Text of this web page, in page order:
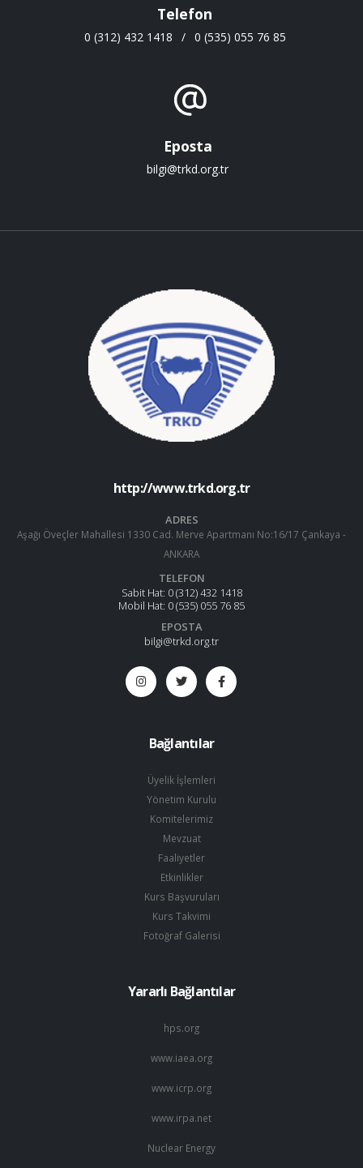
Telefon
0 (312) 432 1418 / 0 (535) 055 76 85
Eposta
bilgi@trkd.org.tr
http://www.trkd.org.tr
ADRES
Aşağı Öveçler Mahallesi 1330 Cad. Merve Apartmanı No:16/17 Çankaya -
ANKARA
TELEFON
Sabit Hat: 0 (312) 432 1418
Mobil Hat: 0 (535) 055 76 85
EPOSTA
bilgi@trkd.org.tr
Bağlantılar
Üyelik İşlemleri
Yönetim Kurulu
Komitelerimiz
Mevzuat
Faaliyetler
Etkinlikler
Kurs Başvuruları
Kurs Takvimi
Fotoğraf Galerisi
Yararlı Bağlantılar
hps.org
www.iaea.org
www.icrp.org
www.irpa.net
Nuclear Energy